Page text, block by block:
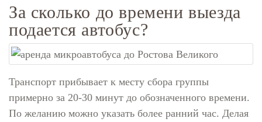
За сколько до времени выезда
подается автобус?
Транспорт прибывает к месту сбора группы
примерно за 20-30 минут до обозначенного времени.
По желанию можно указать более ранний час. Делая